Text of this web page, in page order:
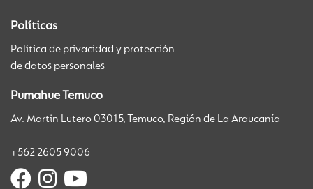
Políticas
Política de privacidad y protección
de datos personales
Pumahue Temuco
Av. Martin Lutero 03015, Temuco, Región de La Araucanía
+562 2605 9006